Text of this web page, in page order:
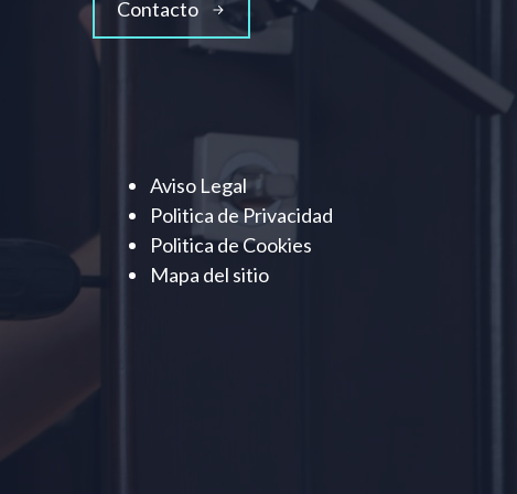
Contacto
Aviso Legal
Politica de Privacidad
Politica de Cookies
Mapa del sitio